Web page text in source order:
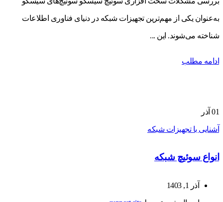
به‌عنوان یکی از مهم‌ترین تجهیزات شبکه در دنیای فناوری اطلاعات
شناخته می‌شوند. این ...
ادامه مطلب
01 آذر
آشنایی با تجهیزات شبکه
انواع سوئیچ شبکه
آذر 1, 1403